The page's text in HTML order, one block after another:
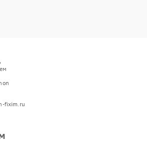
fixim.ru